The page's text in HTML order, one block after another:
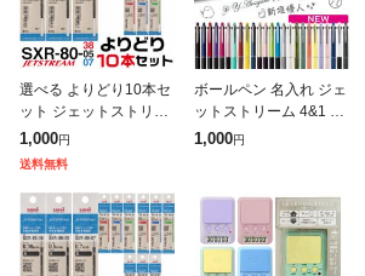
選べる よりどり10本セ
ット ジェットストリー
ム 替え芯 多色多機能用
SXR-80 1000円ポッキ
1,000円
送料無料
ボールペン 名入れ ジェ
ットストリーム 4&1 名
前入り 0.5mm 0.7mm
1,000円